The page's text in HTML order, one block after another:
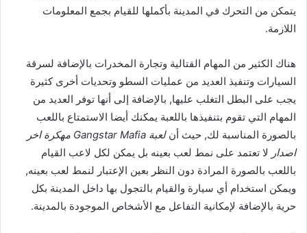
يتمكن من التحرك في المدينة بأكملها للقيام بجمع المعلومات
اللازمة.
هناك الكثير من المهام القتالية وتجارة المخدرات بالإضافة لسرقة
السيارات وتنفيذ العديد من عمليات السطو وتحديات أخرى كثيرة
يجب على البطل التغلب عليها, بالإضافة إلى أنها توفر العديد من
المهام التي تقوم بتنفيذها باللعبة يمكنك أيضا الاستمتاع باللعب
بالصورة المناسبة لك, حيث أن
لعبة Gangstar Mafia مهكرة اخر
اصدار لا تعتمد على نمط لعب بعينه بل يمكن لكل لاعب القيام
باللعب بالصورة المرادة دون النظر بعين الإعتبار لنمط لعب بعينه,
ويمكن استخدام أي سيارة والقيام بالتجول بها داخل المدينة بكل
حرية بالإضافة لإمكانية التفاعل مع الأشخاص الموجودة بالمدينة.